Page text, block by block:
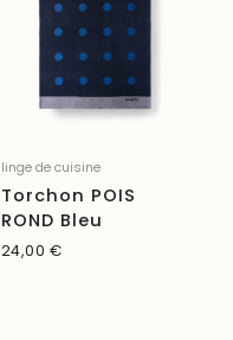
linge de cuisine
Torchon POIS
ROND Bleu
24,00 €